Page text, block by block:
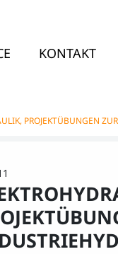
KONTAKT
PROJEKTÜBUNGEN